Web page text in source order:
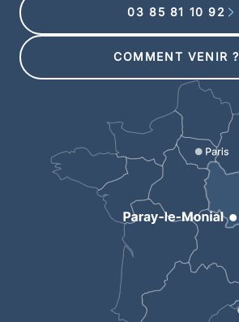
03 85 81 10 92
COMMENT VENIR ?